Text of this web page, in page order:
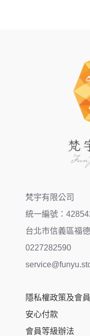
梵宇有限公司
統一編號：
台北市信義區福
0227282590
隱私權政策及會
安心付款
會員等級辦法